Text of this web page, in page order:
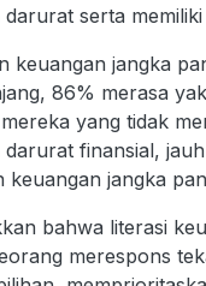
darurat serta
keuangan jangka
86% merasa
yang tidak
darurat finansial,
keuangan jangka
bahwa literasi
merespons